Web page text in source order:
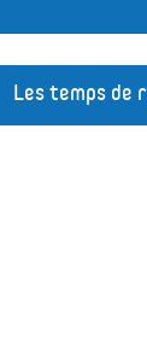
Les temps de